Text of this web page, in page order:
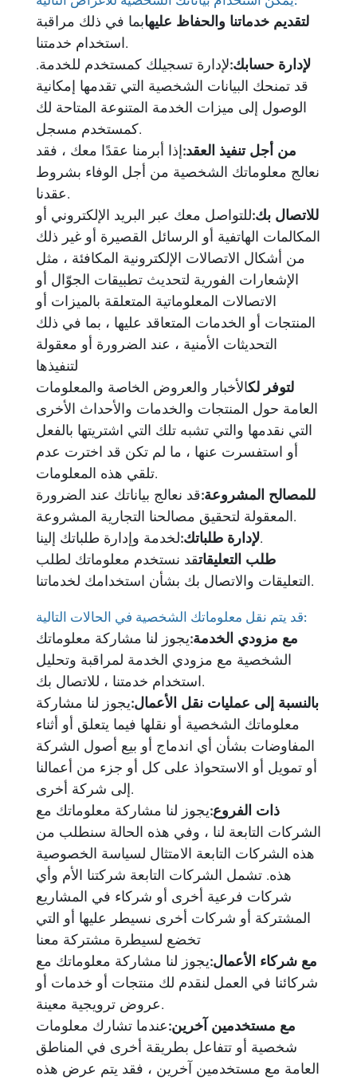
لتقديم خدماتنا والحفاظ عليهابما في ذلك مراقبة
استخدام خدمتنا.
لإدارة حسابك:لإدارة تسجيلك كمستخدم للخدمة.
قد تمنحك البيانات الشخصية التي تقدمها إمكانية
الوصول إلى ميزات الخدمة المتنوعة المتاحة لك
كمستخدم مسجل.
من أجل تنفيذ العقد:إذا أبرمنا عقدًا معك ، فقد
نعالج معلوماتك الشخصية من أجل الوفاء بشروط
عقدنا.
للاتصال بك:للتواصل معك عبر البريد الإلكتروني أو
المكالمات الهاتفية أو الرسائل القصيرة أو غير ذلك
من أشكال الاتصالات الإلكترونية المكافئة ، مثل
الإشعارات الفورية لتحديث تطبيقات الجوّال أو
الاتصالات المعلوماتية المتعلقة بالميزات أو
المنتجات أو الخدمات المتعاقد عليها ، بما في ذلك
التحديثات الأمنية ، عند الضرورة أو معقولة
لتنفيذها
لتوفر لكالأخبار والعروض الخاصة والمعلومات
العامة حول المنتجات والخدمات والأحداث الأخرى
التي نقدمها والتي تشبه تلك التي اشتريتها بالفعل
أو استفسرت عنها ، ما لم تكن قد اخترت عدم
تلقي هذه المعلومات.
للمصالح المشروعة:قد نعالج بياناتك عند الضرورة
المعقولة لتحقيق مصالحنا التجارية المشروعة.
لإدارة طلباتك:لخدمة وإدارة طلباتك إلينا.
طلب التعليقاتقد نستخدم معلوماتك لطلب
التعليقات والاتصال بك بشأن استخدامك لخدماتنا.
قد يتم نقل معلوماتك الشخصية في الحالات التالية:
مع مزودي الخدمة:يجوز لنا مشاركة معلوماتك
الشخصية مع مزودي الخدمة لمراقبة وتحليل
استخدام خدمتنا ، للاتصال بك.
بالنسبة إلى عمليات نقل الأعمال:يجوز لنا مشاركة
معلوماتك الشخصية أو نقلها فيما يتعلق أو أثناء
المفاوضات بشأن أي اندماج أو بيع أصول الشركة
أو تمويل أو الاستحواذ على كل أو جزء من أعمالنا
إلى شركة أخرى.
ذات الفروع:يجوز لنا مشاركة معلوماتك مع
الشركات التابعة لنا ، وفي هذه الحالة سنطلب من
هذه الشركات التابعة الامتثال لسياسة الخصوصية
هذه. تشمل الشركات التابعة شركتنا الأم وأي
شركات فرعية أخرى أو شركاء في المشاريع
المشتركة أو شركات أخرى نسيطر عليها أو التي
تخضع لسيطرة مشتركة معنا
مع شركاء الأعمال:يجوز لنا مشاركة معلوماتك مع
شركائنا في العمل لنقدم لك منتجات أو خدمات أو
عروض ترويجية معينة.
مع مستخدمين آخرين:عندما تشارك معلومات
شخصية أو تتفاعل بطريقة أخرى في المناطق
العامة مع مستخدمين آخرين ، فقد يتم عرض هذه